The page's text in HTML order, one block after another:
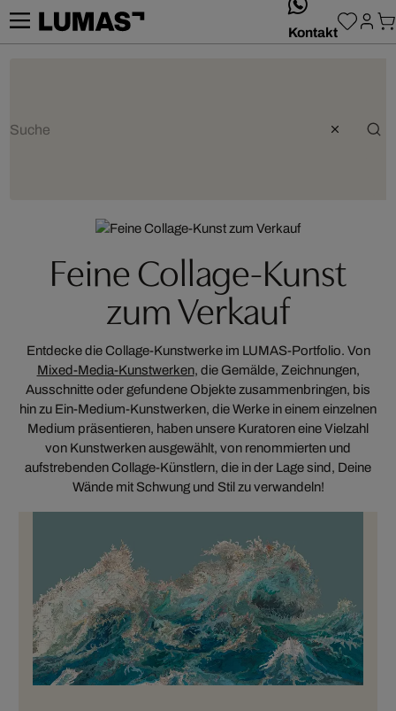
Kontakt
Feine Collage-Kunst
zum Verkauf
Entdecke die Collage-Kunstwerke im LUMAS-Portfolio. Von
Mixed-Media-Kunstwerken, die Gemälde, Zeichnungen,
Ausschnitte oder gefundene Objekte zusammenbringen, bis
hin zu Ein-Medium-Kunstwerken, die Werke in einem einzelnen
Medium präsentieren, haben unsere Kuratoren eine Vielzahl
von Kunstwerken ausgewählt, von renommierten und
aufstrebenden Collage-Künstlern, die in der Lage sind, Deine
Wände mit Schwung und Stil zu verwandeln!